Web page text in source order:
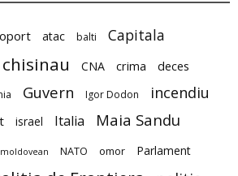
atac balti Capitala
chisinau CNA crima deces
Guvern Igor Dodon incendiu
israel Italia Maia Sandu
moldovean NATO omor Parlament